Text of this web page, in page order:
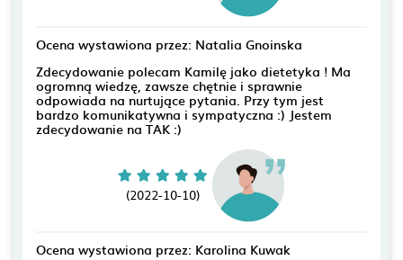
Ocena wystawiona przez: Natalia Gnoinska
Zdecydowanie polecam Kamilę jako dietetyka ! Ma
ogromną wiedzę, zawsze chętnie i sprawnie
odpowiada na nurtujące pytania. Przy tym jest
bardzo komunikatywna i sympatyczna :) Jestem
zdecydowanie na TAK :)
(2022-10-10)
Ocena wystawiona przez: Karolina Kuwak